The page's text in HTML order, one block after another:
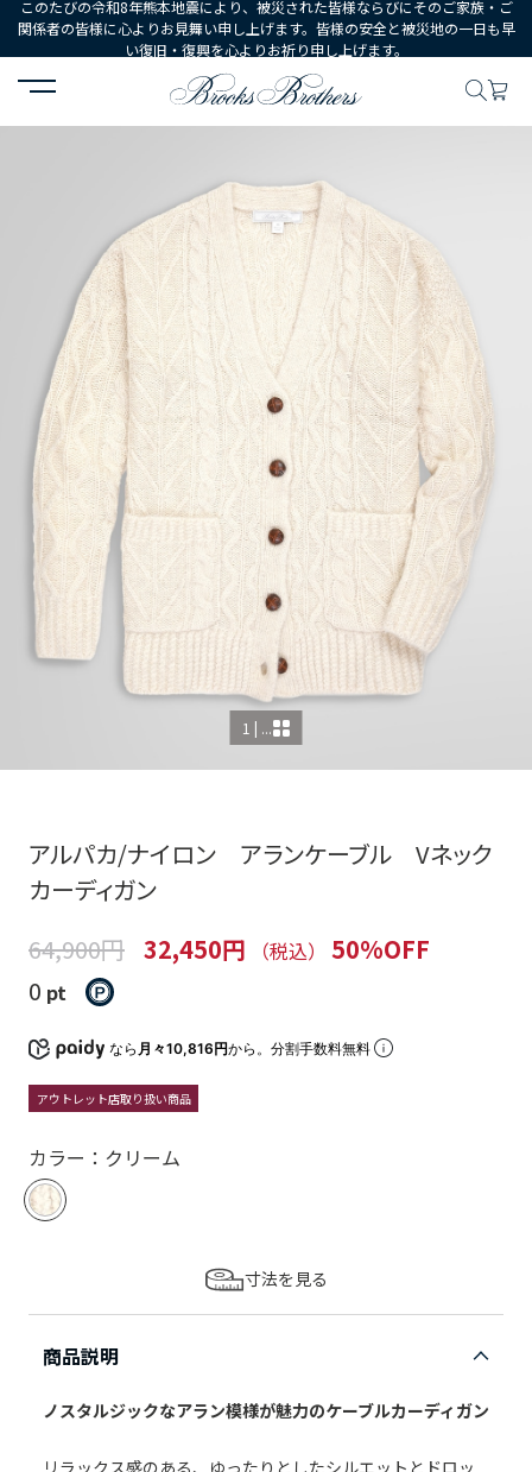
このたびの令和8年熊本地震により、被災された皆様ならびにそのご家族・ご
関係者の皆様に心よりお見舞い申し上げます。皆様の安全と被災地の一日も早
い復旧・復興を心よりお祈り申し上げます。
HOME ウェア トップス セーター アルパカ/ナイ
1 | ...
アルパカ/ナイロン アランケーブル Vネック
カーディガン
64,900円 32,450円 （税込）
50%OFF
0 pt
なら 月々10,816円から。分割手数料無料
アウトレット店取り扱い商品
カラー：クリーム
寸法を見る
商品説明
ノスタルジックなアラン模様が魅力のケーブルカーディガン